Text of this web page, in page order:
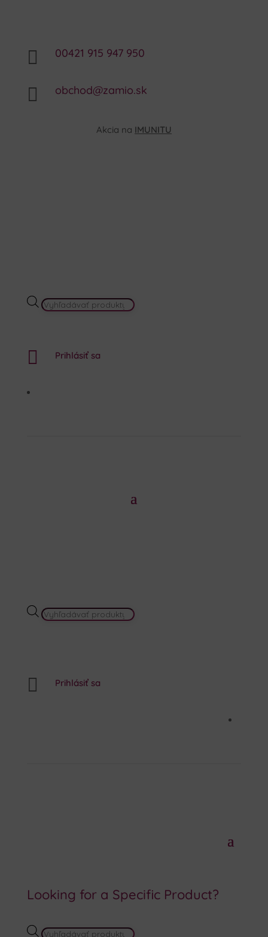
 00421 915 947 950
 obchod@zamio.sk
Akcia na IMUNITU
PRODUCTS
 Prihlásiť sa
PRODUCTS
 Prihlásiť sa
Looking for a Specific Product?
PRODUCTS